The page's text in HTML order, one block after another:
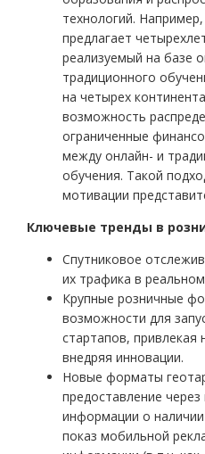
технологий.
предлагает
реализуемый на базе
традиционного
на четырех
возможность
ограниченные
между онлайн- и
обучения. Такой
мотивации
Ключевые тренды в
Спутниковое
их трафика в
Крупные розничные
возможности для
стартапов, привлекая
внедряя инновации.
Новые форматы
предоставление
информации о
показ мобильной